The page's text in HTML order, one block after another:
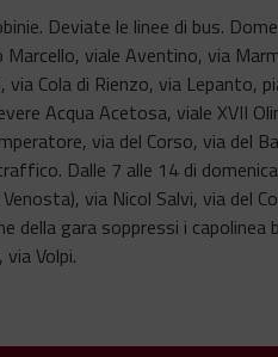
Deviate le linee di bus.
viale Aventino, via
Cola di Rienzo, via Lepanto,
Acqua Acetosa, viale XVII
via del Corso, via del
Dalle 7 alle 14 di
via Nicol Salvi, via del
gara soppressi i capolinea
Volpi.